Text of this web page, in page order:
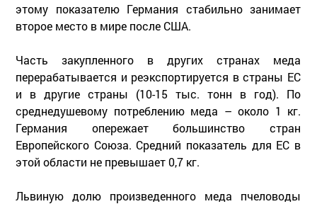
этому показателю Германия стабильно занимает
второе место в мире после США.
Часть закупленного в других странах меда
перерабатывается и реэкспортируется в страны ЕС
и в другие страны (10-15 тыс. тонн в год). По
среднедушевому потреблению меда – около 1 кг.
Германия опережает большинство стран
Европейского Союза. Средний показатель для ЕС в
этой области не превышает 0,7 кг.
Львиную долю произведенного меда пчеловоды